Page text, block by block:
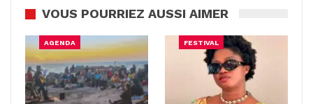
VOUS POURRIEZ AUSSI AIMER
AGENDA FESTIVAL